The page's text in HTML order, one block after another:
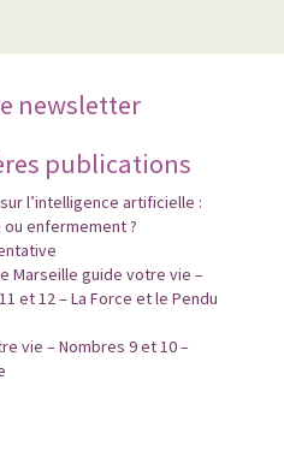
newsletter
publications
l’intelligence artificielle :
enfermement ?
Marseille guide votre vie –
et 12 – La Force et le Pendu
vie – Nombres 9 et 10 –